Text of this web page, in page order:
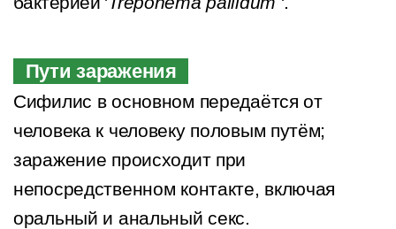
Пути заражения
Сифилис в основном передаётся от
человека к человеку половым путём;
заражение происходит при
непосредственном контакте, включая
оральный и анальный секс.